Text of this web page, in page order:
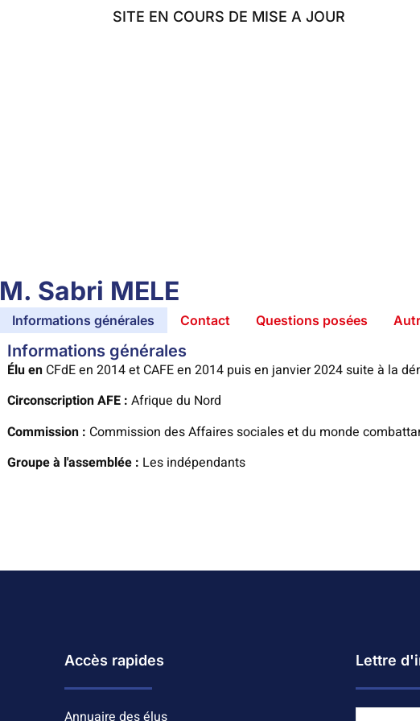
SITE EN COURS DE MISE A JOUR
M. Sabri MELE
Informations générales Contact Questions posées
Informations générales
Élu en CFdE en 2014 et CAFE en 2014 puis en janvier 2024 suite à la
Circonscription AFE : Afrique du Nord
Commission : Commission des Affaires sociales et du monde
Groupe à l'assemblée : Les indépendants
Accès rapides
Annuaire des élus
Lettre